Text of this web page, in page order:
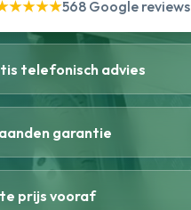
568 Google reviews
telefonisch advies
garantie
prijs vooraf